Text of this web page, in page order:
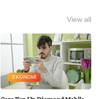
View all
EKONOMI